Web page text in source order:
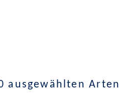
ausgewählten Arten